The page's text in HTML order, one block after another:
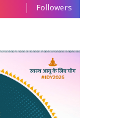
Followers